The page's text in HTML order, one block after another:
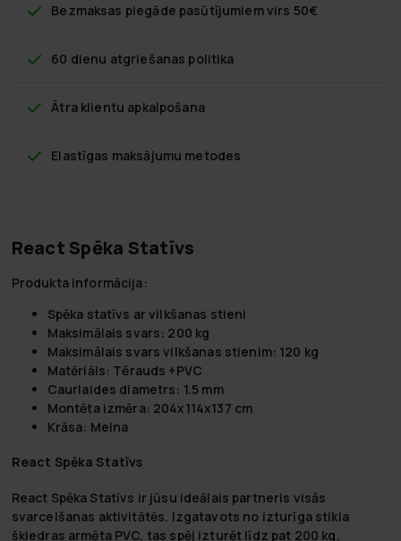
Bezmaksas piegāde pasūtījumiem virs 50€
60 dienu atgriešanas politika
Ātra klientu apkalpošana
Elastīgas maksājumu metodes
React Spēka Statīvs
Produkta informācija:
Spēka statīvs ar vilkšanas stieni
Maksimālais svars: 200 kg
Maksimālais svars vilkšanas stienim: 120 kg
Matēriāls: Tērauds +PVC
Caurlaides diametrs: 1.5 mm
Montēta izmēra: 204x114x137 cm
Krāsa: Melna
React Spēka Statīvs
React Spēka Statīvs ir jūsu ideālais partneris visās
svarcelšanas aktivitātēs. Izgatavots no izturīga stikla
šķiedras armēta PVC, tas spēj izturēt līdz pat 200 kg,